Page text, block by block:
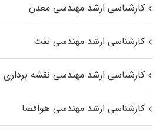
کارشناسی ارشد مهندسی معدن
کارشناسی ارشد مهندسی نفت
کارشناسی ارشد مهندسی نقشه برداری
کارشناسی ارشد مهندسی هوافضا